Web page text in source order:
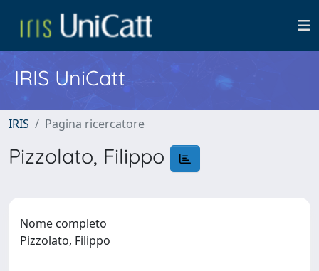
IRIS UniCatt
IRIS Pagina ricercatore
Pizzolato, Filippo
Nome completo
Pizzolato, Filippo